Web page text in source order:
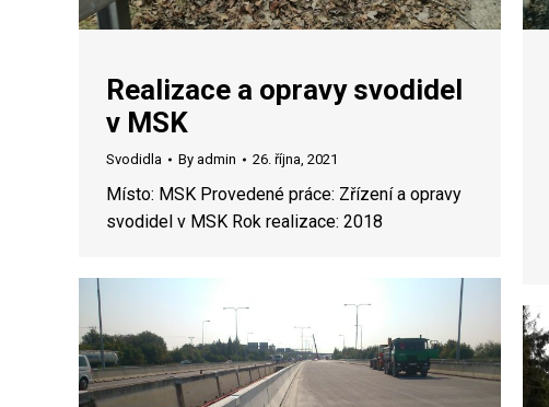
Realizace a opravy svodidel
v MSK
Svodidla By admin 26. října, 2021
Místo: MSK Provedené práce: Zřízení a opravy
svodidel v MSK Rok realizace: 2018